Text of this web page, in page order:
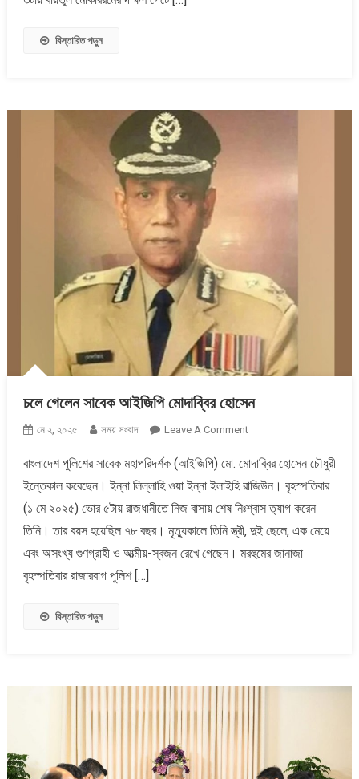
বিস্তারিত পড়ুন
চলে গেলেন সাবেক আইজিপি মোদাব্বির হোসেন
মে ২, ২০২৫ সময় সংবাদ Leave A CommentOn
গেলেন
সাবেক
আইজিপি
হোসেন
বাংলাদেশ পুলিশের সাবেক মহাপরিদর্শক (আইজিপি) মো. মোদাব্বির হোসেন চৌধুরী
ইন্তেকাল করেছেন। ইন্না লিল্লাহি ওয়া ইন্না ইলাইহি রাজিউন। বৃহস্পতিবার
(১ মে ২০২৫) ভোর ৫টায় রাজধানীতে নিজ বাসায় শেষ নিঃশ্বাস ত্যাগ করেন
তিনি। তার বয়স হয়েছিল ৭৮ বছর। মৃত্যুকালে তিনি স্ত্রী, দুই ছেলে, এক মেয়ে
এবং অসংখ্য গুণগ্রাহী ও আত্মীয়-স্বজন রেখে গেছেন। মরহুমের জানাজা
বৃহস্পতিবার রাজারবাগ পুলিশ […]
বিস্তারিত পড়ুন